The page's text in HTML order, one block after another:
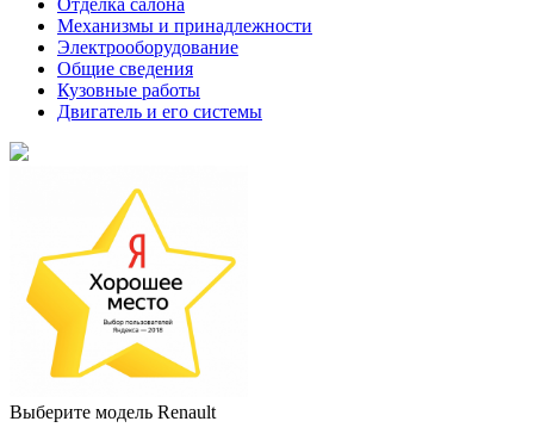
Отделка салона
Механизмы и принадлежности
Электрооборудование
Общие сведения
Кузовные работы
Двигатель и его системы
Выберите модель Renault